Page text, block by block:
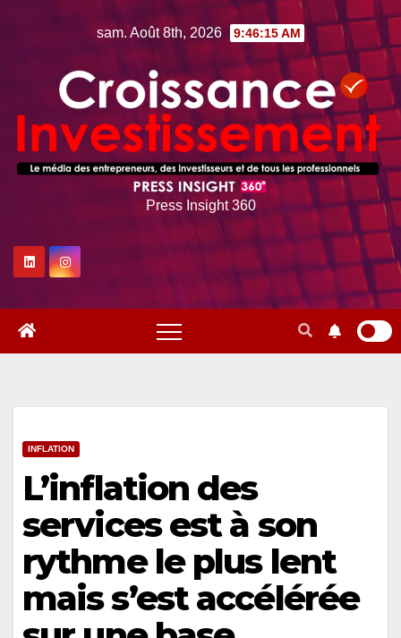
sam. Août 8th, 2026 9:46:16 AM
Press Insight 360
INFLATION
L’inflation des
services est à son
rythme le plus lent
mais s’est accélérée